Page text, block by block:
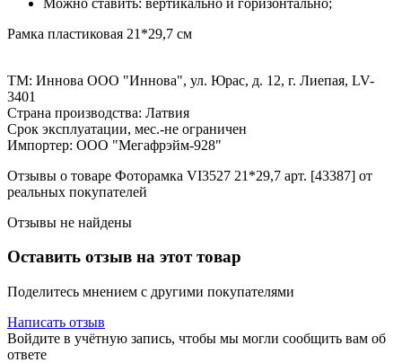
Рамка пластиковая 21*29,7 см
ТМ: Иннова ООО "Иннова", ул. Юрас, д. 12, г. Лиепая, LV-
3401
Страна производства: Латвия
Срок эксплуатации, мес.-не ограничен
Импортер: ООО "Мегафрэйм-928"
Отзывы о товаре Фоторамка VI3527 21*29,7 арт. [43387] от
реальных покупателей
Отзывы не найдены
Оставить отзыв на этот товар
Поделитесь мнением с другими покупателями
Написать отзыв
Войдите в учётную запись, чтобы мы могли сообщить вам об
ответе